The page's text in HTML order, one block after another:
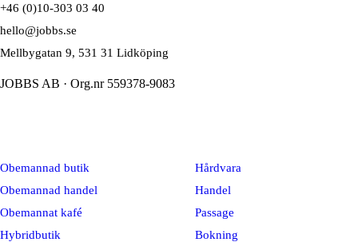
+46 (0)10-303 03 40
hello@jobbs.se
Mellbygatan 9, 531 31 Lidköping
JOBBS AB · Org.nr 559378-9083
Obemannad butik
Obemannad handel
Obemannat kafé
Hybridbutik
Hårdvara
Handel
Passage
Bokning